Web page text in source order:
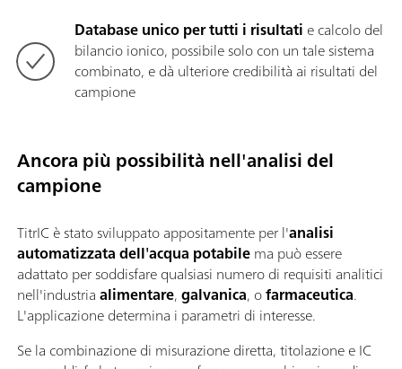
Database unico per tutti i risultati e calcolo del
bilancio ionico, possibile solo con un tale sistema
combinato, e dà ulteriore credibilità ai risultati del
campione
Ancora più possibilità nell'analisi del
campione
TitrIC è stato sviluppato appositamente per l'analisi
automatizzata dell'acqua potabilema può essere
adattato per soddisfare qualsiasi numero di requisiti analitici
nell'industriaalimentare,galvanica, ofarmaceutica.
L'applicazione determina i parametri di interesse.
Se la combinazione di misurazione diretta, titolazione e IC